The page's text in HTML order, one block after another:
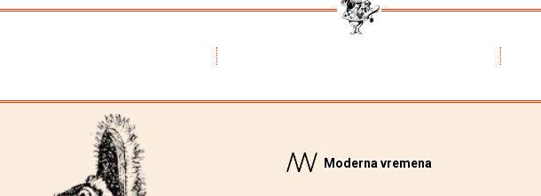
Moderna vremena